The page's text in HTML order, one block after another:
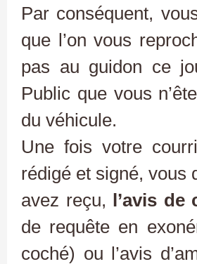
Par conséquent,
que l’on vous
pas au guidon ce
Public que vous
du véhicule.
Une fois votre
rédigé et signé, vous
avez reçu, l’avis de
de requête en
coché) ou l’avis